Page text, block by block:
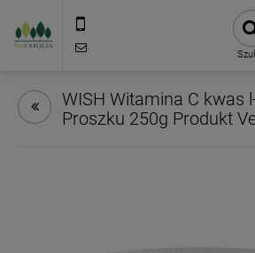
WISH Witamina C kwas
Proszku 250g Produkt